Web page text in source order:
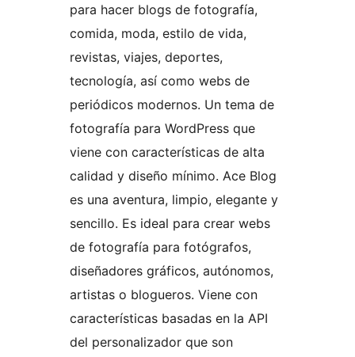
para hacer blogs de fotografía,
comida, moda, estilo de vida,
revistas, viajes, deportes,
tecnología, así como webs de
periódicos modernos. Un tema de
fotografía para WordPress que
viene con características de alta
calidad y diseño mínimo. Ace Blog
es una aventura, limpio, elegante y
sencillo. Es ideal para crear webs
de fotografía para fotógrafos,
diseñadores gráficos, autónomos,
artistas o blogueros. Viene con
características basadas en la API
del personalizador que son